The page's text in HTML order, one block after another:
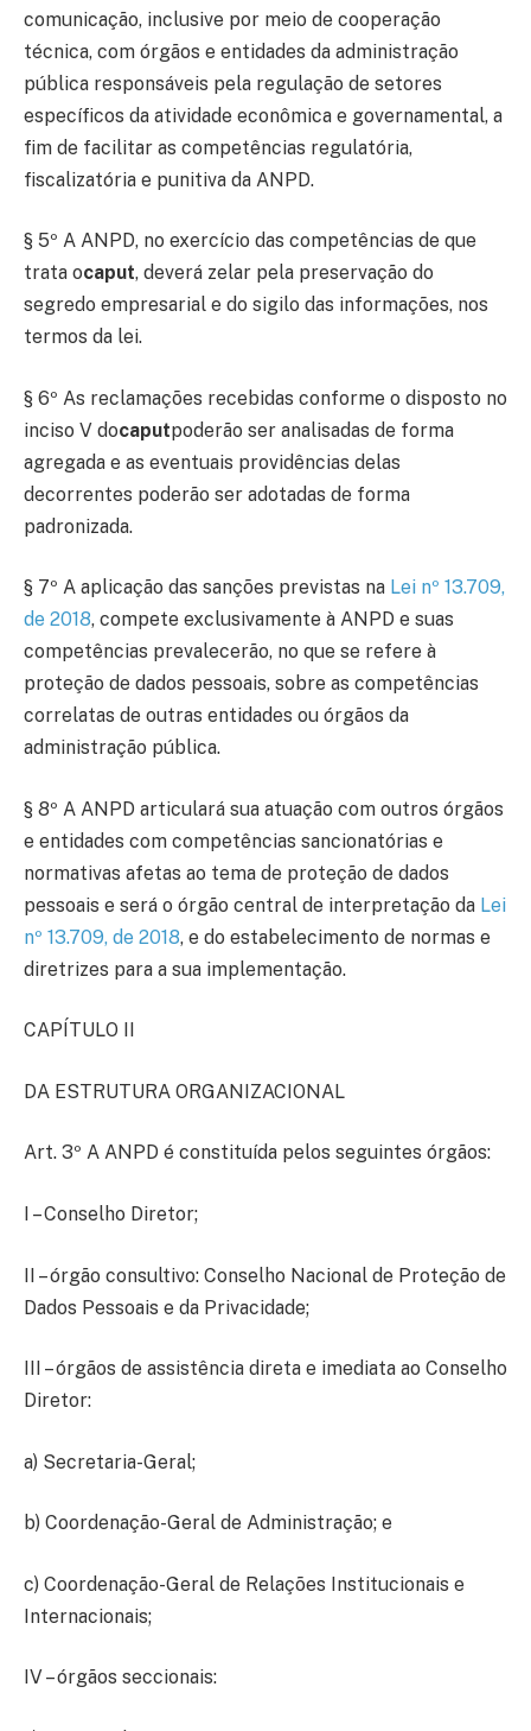
comunicação, inclusive por meio de cooperação
técnica, com órgãos e entidades da administração
pública responsáveis pela regulação de setores
específicos da atividade econômica e governamental, a
fim de facilitar as competências regulatória,
fiscalizatória e punitiva da ANPD.
§ 5º A ANPD, no exercício das competências de que
trata ocaput, deverá zelar pela preservação do
segredo empresarial e do sigilo das informações, nos
termos da lei.
§ 6º As reclamações recebidas conforme o disposto no
inciso V docaputpoderão ser analisadas de forma
agregada e as eventuais providências delas
decorrentes poderão ser adotadas de forma
padronizada.
§ 7º A aplicação das sanções previstas na Lei nº 13.709,
de 2018, compete exclusivamente à ANPD e suas
competências prevalecerão, no que se refere à
proteção de dados pessoais, sobre as competências
correlatas de outras entidades ou órgãos da
administração pública.
§ 8º A ANPD articulará sua atuação com outros órgãos
e entidades com competências sancionatórias e
normativas afetas ao tema de proteção de dados
pessoais e será o órgão central de interpretação da Lei
nº 13.709, de 2018, e do estabelecimento de normas e
diretrizes para a sua implementação.
CAPÍTULO II
DA ESTRUTURA ORGANIZACIONAL
Art. 3º A ANPD é constituída pelos seguintes órgãos:
I – Conselho Diretor;
II – órgão consultivo: Conselho Nacional de Proteção de
Dados Pessoais e da Privacidade;
III – órgãos de assistência direta e imediata ao Conselho
Diretor:
a) Secretaria-Geral;
b) Coordenação-Geral de Administração; e
c) Coordenação-Geral de Relações Institucionais e
Internacionais;
IV – órgãos seccionais: